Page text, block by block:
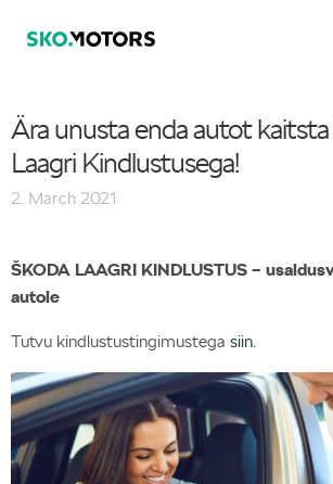
Ära unusta enda autot
Laagri Kindlustusega!
2. March 2021
ŠKODA LAAGRI KINDLUSTUS –
autole
Tutvu kindlustustingimustega siin.